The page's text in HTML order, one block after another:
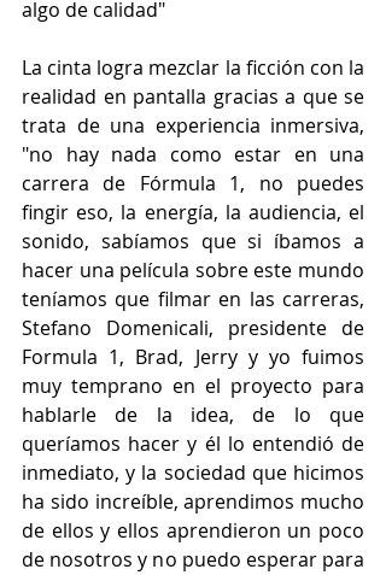
algo de calidad"
La cinta logra mezclar la ficción con la
realidad en pantalla gracias a que se
trata de una experiencia inmersiva,
"no hay nada como estar en una
carrera de Fórmula 1, no puedes
fingir eso, la energía, la audiencia, el
sonido, sabíamos que si íbamos a
hacer una película sobre este mundo
teníamos que filmar en las carreras,
Stefano Domenicali, presidente de
Formula 1, Brad, Jerry y yo fuimos
muy temprano en el proyecto para
hablarle de la idea, de lo que
queríamos hacer y él lo entendió de
inmediato, y la sociedad que hicimos
ha sido increíble, aprendimos mucho
de ellos y ellos aprendieron un poco
de nosotros y no puedo esperar para